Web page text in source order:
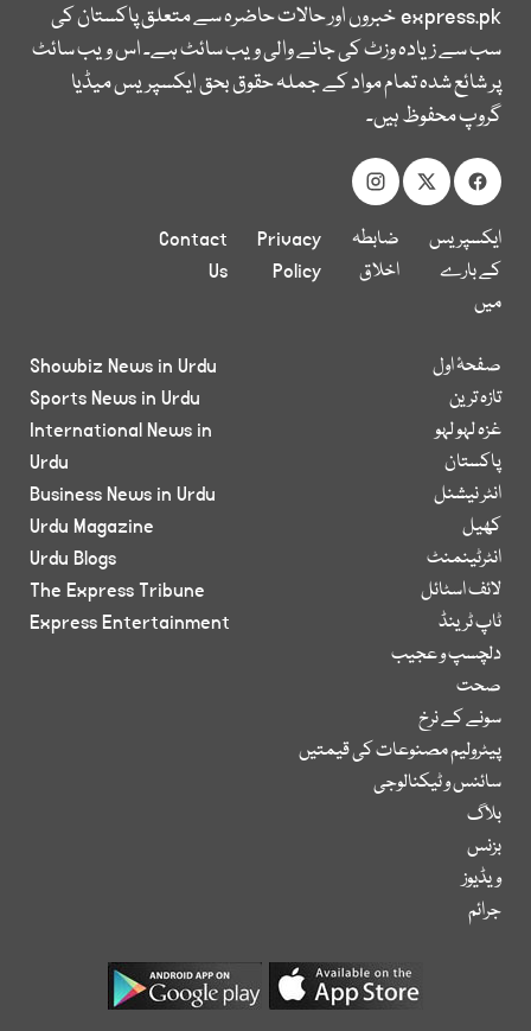
express.pkخبروں اور حالات حاضرہ سے متعلق پاکستان کی
سب سے زیادہ وزٹ کی جانے والی ویب سائٹ ہے۔ اس ویب سائٹ
پر شائع شدہ تمام مواد کے جملہ حقوق بحق ایکسپریس میڈیا
گروپ محفوظ ہیں۔
ایکسپریس
کے بارے
میں
ضابطہ
اخلاق
Privacy
Policy
Contact
Us
صفحۂ اول
تازہ ترین
غزہ لہو لہو
پاکستان
انٹر نیشنل
کھیل
انٹرٹینمنٹ
لائف اسٹائل
ٹاپ ٹرینڈ
دلچسپ و عجیب
صحت
سونے کے نرخ
پیٹرولیم مصنوعات کی قیمتیں
سائنس و ٹیکنالوجی
بلاگ
بزنس
ویڈیوز
جرائم
Showbiz News in Urdu
Sports News in Urdu
International News in
Urdu
Business News in Urdu
Urdu Magazine
Urdu Blogs
The Express Tribune
Express Entertainment